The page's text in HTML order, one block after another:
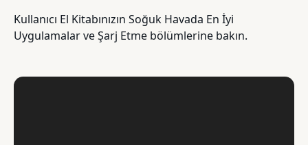
Kullanıcı El Kitabınızın Soğuk Havada En İyi
Uygulamalar ve Şarj Etme bölümlerine bakın.